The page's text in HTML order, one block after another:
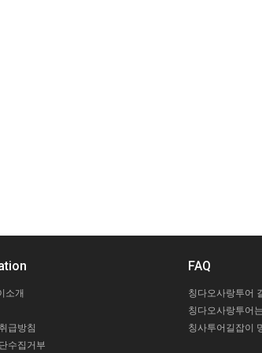
소개
급방침
수집거부
FAQ
칭다오사랑투어
칭사투어길잡이